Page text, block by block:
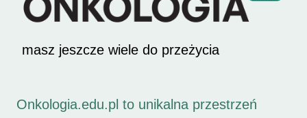
masz jeszcze wiele do przeżycia
Onkologia.edu.pl to unikalna przestrzeń